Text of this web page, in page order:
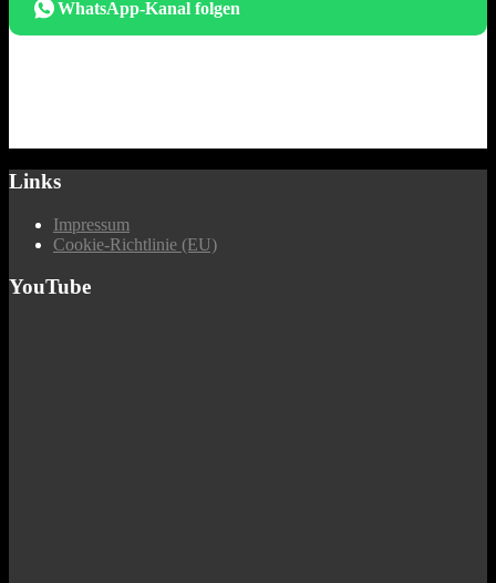
WhatsApp-Kanal folgen
Links
Impressum
Cookie-Richtlinie (EU)
YouTube